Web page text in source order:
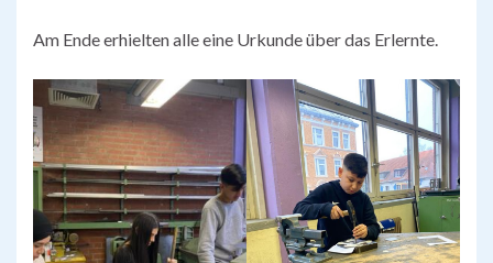
Am Ende erhielten alle eine Urkunde über das Erlernte.